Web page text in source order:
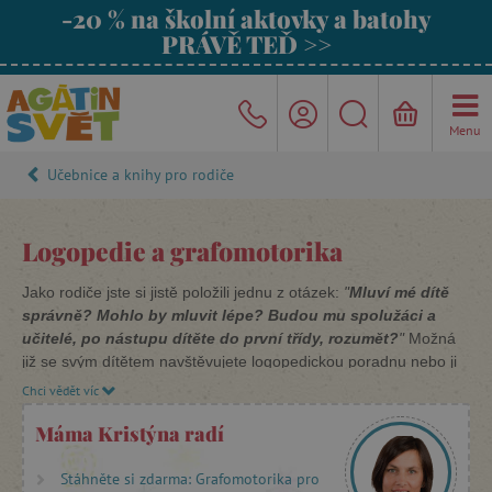
-20 % na školní aktovky a batohy
PRÁVĚ TEĎ >>
Menu
Učebnice a knihy pro rodiče
Logopedie a grafomotorika
Jako rodiče jste si jistě položili jednu z otázek: "Mluví mé dítě
správně? Mohlo by mluvit lépe? Budou mu spolužáci a
učitelé, po nástupu dítěte do první třídy, rozumět?" Možná
již se svým dítětem navštěvujete logopedickou poradnu nebo ji
zvažujete navštívit.
V Agátině světě jsme pro vás připravili řadu
logopedických
a pracovních sešitů zaměřených na zlepšení výslovnosti,
zlepšení vyjadřovacích schopností a rozvoj slovní zásoby vašich
Chci vědět víc
Máma Kristýna radí
Stáhněte si zdarma: Grafomotorika pro